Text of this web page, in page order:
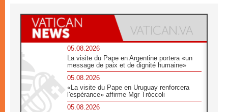
05.08.2026
La visite du Pape en Argentine portera «un
message de paix et de dignité humaine»
05.08.2026
«La visite du Pape en Uruguay renforcera
l'espérance» affirme Mgr Tróccoli
05.08.2026